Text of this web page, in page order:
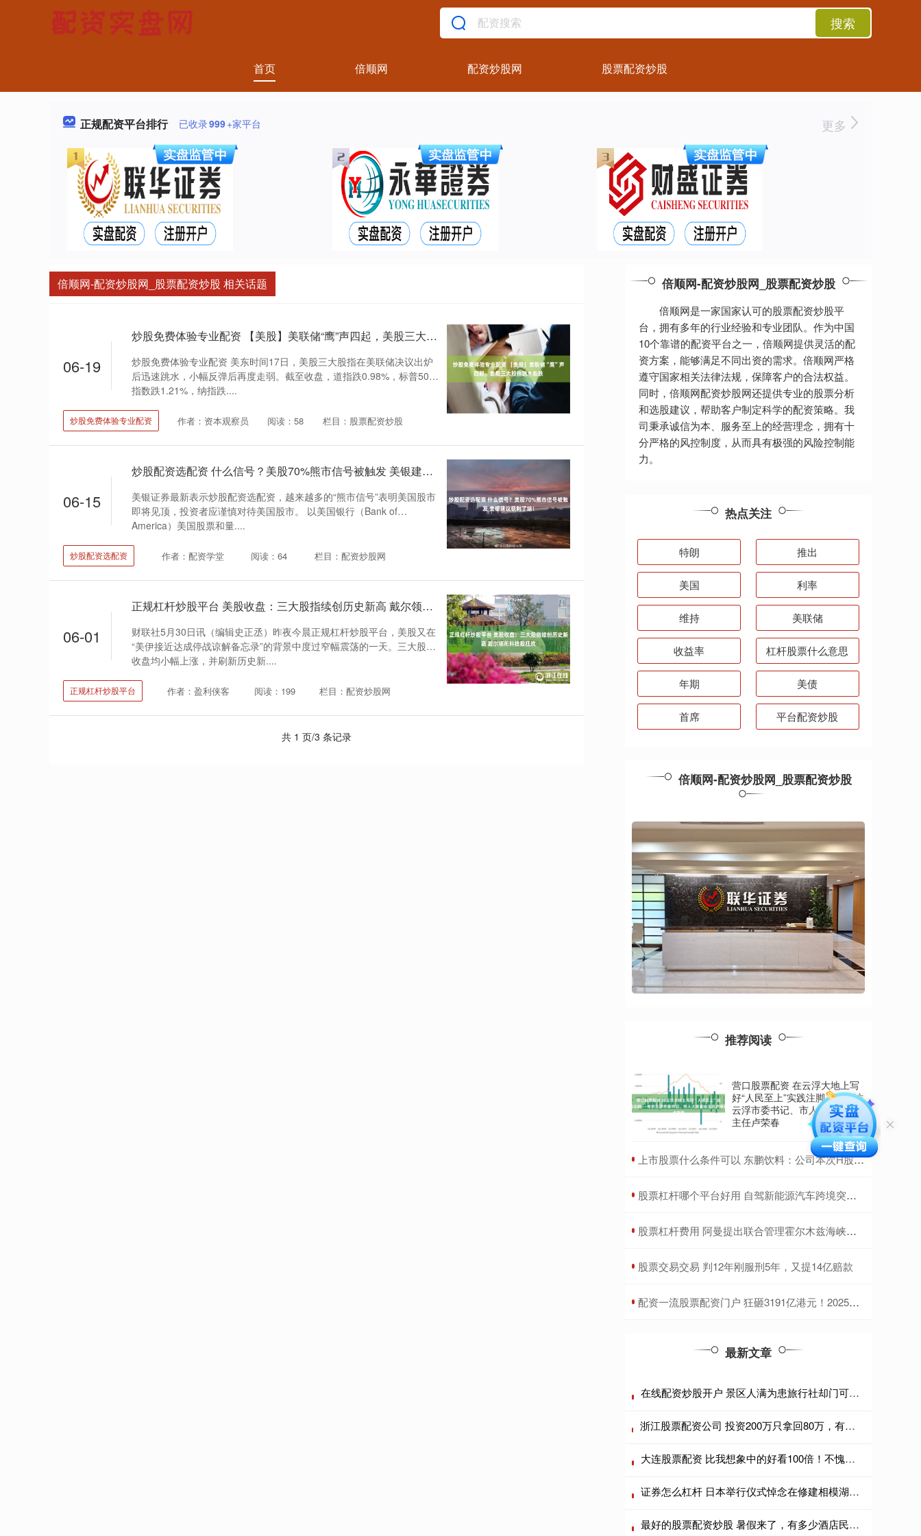
搜索
首页 倍顺网 配资炒股网 股票配资炒股
正规配资平台排行 已收录999+家平台 更多
倍顺网-配资炒股网_股票配资炒股 相关话题
06-19
炒股免费体验专业配资 【美股】美联储“鹰”声四起，美股三大股指跳水收跌
炒股免费体验专业配资 美东时间17日，美股三大股指在美联储决议出炉
后迅速跳水，小幅反弹后再度走弱。截至收盘，道指跌0.98%，标普500
指数跌1.21%，纳指跌....
炒股免费体验专业配资 作者：资本观察员 阅读：58 栏目：股票配资炒股
06-15
炒股配资选配资 什么信号？美股70%熊市信号被触发 美银建议获利了结！
美银证券最新表示炒股配资选配资，越来越多的“熊市信号”表明美国股市
即将见顶，投资者应谨慎对待美国股市。 以美国银行（Bank of
America）美国股票和量....
炒股配资选配资 作者：配资学堂 阅读：64 栏目：配资炒股网
06-01
正规杠杆炒股平台 美股收盘：三大股指续创历史新高 戴尔领衔科技股狂欢
财联社5月30日讯（编辑史正丞）昨夜今晨正规杠杆炒股平台，美股又在
“美伊接近达成停战谅解备忘录”的背景中度过窄幅震荡的一天。三大股指
收盘均小幅上涨，并刷新历史新....
正规杠杆炒股平台 作者：盈利侠客 阅读：199 栏目：配资炒股网
共 1 页/3 条记录
倍顺网-配资炒股网_股票配资炒股
倍顺网是一家国家认可的股票配资炒股平
台，拥有多年的行业经验和专业团队。作为中国
10个靠谱的配资平台之一，倍顺网提供灵活的配
资方案，能够满足不同出资的需求。倍顺网严格
遵守国家相关法律法规，保障客户的合法权益。
同时，倍顺网配资炒股网还提供专业的股票分析
和选股建议，帮助客户制定科学的配资策略。我
司秉承诚信为本、服务至上的经营理念，拥有十
分严格的风控制度，从而具有极强的风险控制能
力。
热点关注
特朗 推出
美国 利率
维持 美联储
收益率 杠杆股票什么意思
年期 美债
首席 平台配资炒股
倍顺网-配资炒股网_股票配资炒股
推荐阅读
营口股票配资 在云浮大地上写
好“人民至上”实践注脚——专访
云浮市委书记、市人大常委会
主任卢荣春
​上市股票什么条件可以 东鹏饮料：公司本次H股发行价格最高不超过每股248港元
​股票杠杆哪个平台好用 自驾新能源汽车跨境突遭远程锁车30多小时 车主：事前未提醒出境会被锁车
​股票杠杆费用 阿曼提出联合管理霍尔木兹海峡新机制
​股票交易交易 判12年刚服刑5年，又提14亿赔款
​配资一流股票配资门户 狂砸3191亿港元！2025港股回购收官 腾讯独揽1/4 连续四年“称王”
最新文章
在线配资炒股开户 景区人满为患旅行社却门可罗雀？游客宁愿睡车里也不跟团
浙江股票配资公司 投资200万只拿回80万，有人血本无归！曾能躺赚的民宿生意不香了
大连股票配资 比我想象中的好看100倍！不愧是国家地理认证，超级治愈
证券怎么杠杆 日本举行仪式悼念在修建相模湖水库中死难的多国劳工(4)
最好的股票配资炒股 暑假来了，有多少酒店民宿老板根本笑不出来？